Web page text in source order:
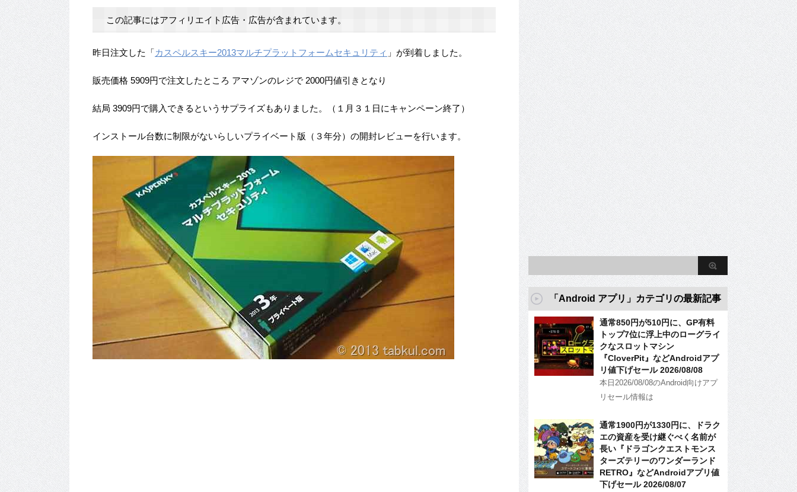
この記事にはアフィリエイト広告・広告が含まれています。
昨日注文した「カスペルスキー2013マルチプラットフォームセキュリティ 」が到着しました。
販売価格 5909円で注文したところ アマゾンのレジで 2000円値引きとなり
結局 3909円で購入できるというサプライズもありました。（１月３１日にキャンペーン終了）
インストール台数に制限がないらしいプライベート版（３年分）の開封レビューを行います。
「Android アプリ」カテゴリの最新記事
通常850円が510円に、GP有料
トップ7位に浮上中のローグライ
クなスロットマシン
『CloverPit』などAndroidアプ
リ値下げセール 2026/08/08
本日2026/08/08のAndroid向けアプ
リセール情報は
通常1900円が1330円に、ドラク
エの資産を受け継ぐべく名前が
長い『ドラゴンクエストモンス
ターズテリーのワンダーランド
RETRO』などAndroidアプリ値
下げセール 2026/08/07